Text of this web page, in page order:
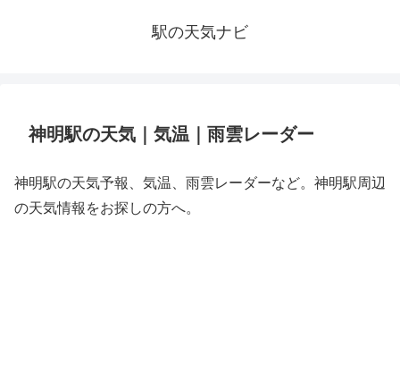
駅の天気ナビ
神明駅の天気｜気温｜雨雲レーダー
神明駅の天気予報、気温、雨雲レーダーなど。神明駅周辺
の天気情報をお探しの方へ。